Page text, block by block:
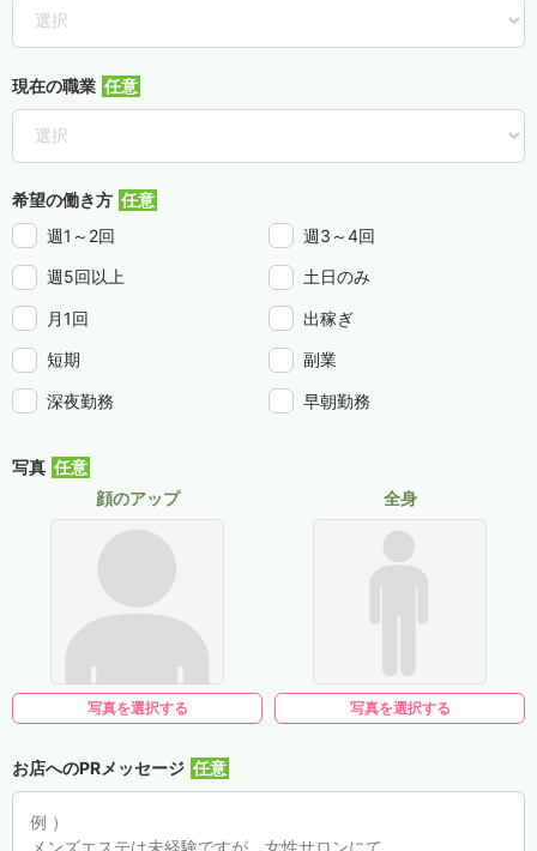
現在の職業
希望の働き方
週1～2回
週3～4回
週5回以上 土日のみ
月1回 出稼ぎ
短期 副業
深夜勤務 早朝勤務
写真
顔のアップ
写真を選択する
全身
写真を選択する
お店へのPRメッセージ